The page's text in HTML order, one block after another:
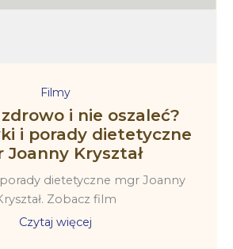
Filmy
i nie oszaleć?
i porady dietetyczne
Joanny Kryształ
dietetyczne mgr Joanny
Zobacz film
Czytaj więcej